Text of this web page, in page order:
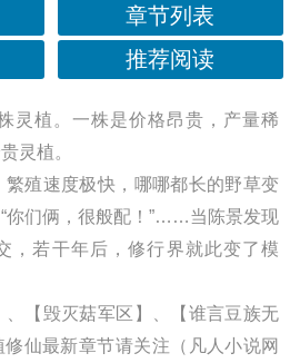
章节列表
推荐阅读
植。一株是价格昂贵，产量稀
灵植。
殖速度极快，哪哪都长的野草变
你们俩，很般配！”……当陈景发现
，若干年后，修行界就此变了模
【毁灭菇军区】、【谁言豆族无
仙最新章节请关注（凡人小说网